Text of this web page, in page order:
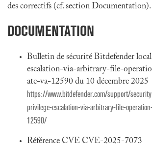
des correctifs (cf. section Documentation).
DOCUMENTATION
Bulletin de sécurité Bitdefender
escalation-via-arbitrary-file-
atc-va-12590 du 10 décembre 2025
https://www.bitdefender.com/support/
privilege-escalation-via-arbitrary-file-
12590/
Référence CVE CVE-2025-7073